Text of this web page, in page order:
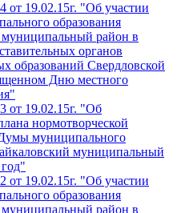
19.02.15г. "Об участии
образования
муниципальный район в
органов
образований Свердловской
Дню местного
от 19.02.15г. "Об
нормотворческой
муниципального
муниципальный
19.02.15г. "Об участии
образования
муниципальный район в